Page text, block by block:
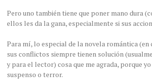
Pero uno también tiene que poner mano dura
ellos les da la gana, especialmente si sus
Para mí, lo especial de la novela romántica
sus conflictos siempre tienen solución
y para el lector) cosa que me agrada, porque
suspenso o terror.